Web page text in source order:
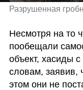
Разрушенная
Несмотря на то
пообещали
объект, хасиды
словам, заявив,
этом они не